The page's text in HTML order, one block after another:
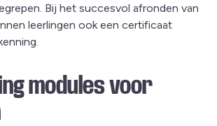
Bij het succesvol afronden van
leerlingen ook een certificaat
modules voor